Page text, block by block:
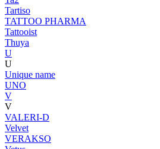
Tartiso
TATTOO PHARMA
Tattooist
Thuya
U
U
Unique name
UNO
V
V
VALERI-D
Velvet
VERAKSO